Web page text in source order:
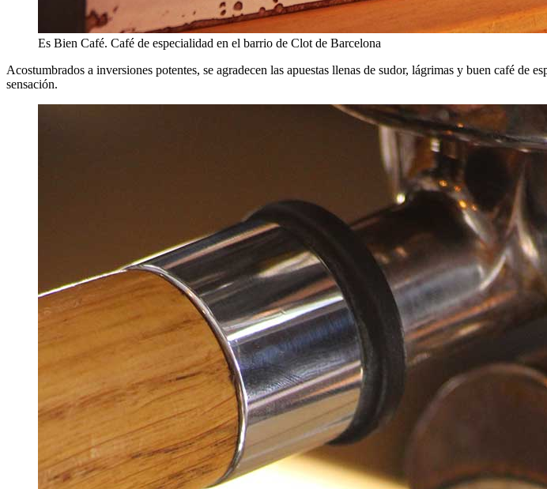
Es Bien Café. Café de especialidad en el barrio de Clot de Barcelona
Acostumbrados a inversiones potentes, se agradecen las apuestas llenas de sudor, lágrimas y buen café de
sensación.